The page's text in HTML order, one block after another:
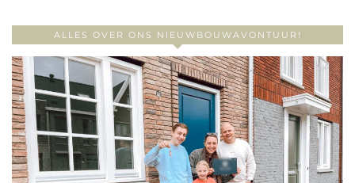
ALLES OVER ONS NIEUWBOUWAVONTUUR!